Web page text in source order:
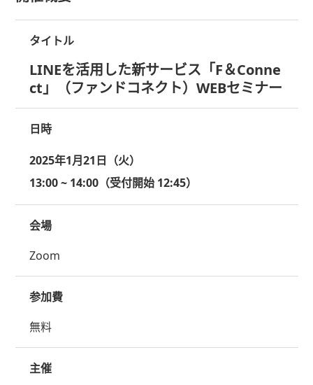
タイトル
LINEを活用した新サービス「F＆Conne
ct」（ファンドコネクト）WEBセミナー
日時
2025年1月21日（火）
13:00 ~ 14:00（受付開始 12:45）
会場
Zoom
参加費
無料
主催